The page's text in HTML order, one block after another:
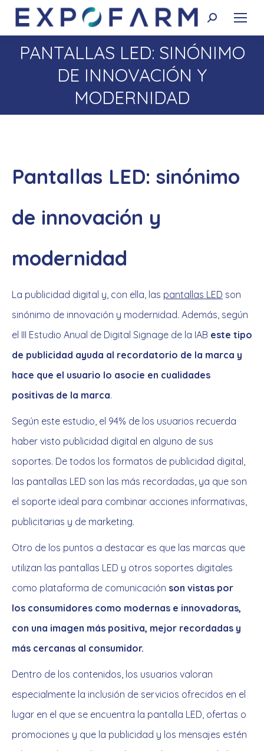
Buscar:
PANTALLAS LED: SINÓNIMO
DE INNOVACIÓN Y
MODERNIDAD
Estás aquí:
Pantallas LED: sinónimo
de innovación y
modernidad
La publicidad digital y, con ella, las pantallas LED son
sinónimo de innovación y modernidad. Además, según
el III Estudio Anual de Digital Signage de la IAB este tipo
de publicidad ayuda al recordatorio de la marca y
hace que el usuario lo asocie en cualidades
positivas de la marca.
Según este estudio, el 94% de los usuarios recuerda
haber visto publicidad digital en alguno de sus
soportes. De todos los formatos de publicidad digital,
las pantallas LED son las más recordadas, ya que son
el soporte ideal para combinar acciones informativas,
publicitarias y de marketing.
Otro de los puntos a destacar es que las marcas que
utilizan las pantallas LED y otros soportes digitales
como plataforma de comunicación son vistas por
los consumidores como modernas e innovadoras,
con una imagen más positiva, mejor recordadas y
más cercanas al consumidor.
Dentro de los contenidos, los usuarios valoran
especialmente la inclusión de servicios ofrecidos en el
lugar en el que se encuentra la pantalla LED, ofertas o
promociones y que la publicidad y los mensajes estén